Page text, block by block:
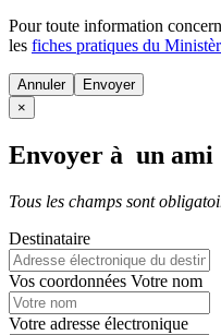
Pour toute information
les fiches pratiques du
Annuler
×
Envoyer à un ami
Tous les champs sont
Destinataire
Vos coordonnées Votre nom
Votre adresse électronique